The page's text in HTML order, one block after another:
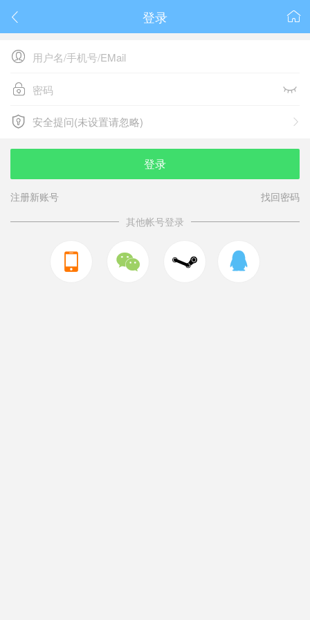
 
登录

 
 
安全提问(未设置请忽略)
安全提问(未设置请忽略)
登录
注册新账号
找回密码
其他帐号登录
  